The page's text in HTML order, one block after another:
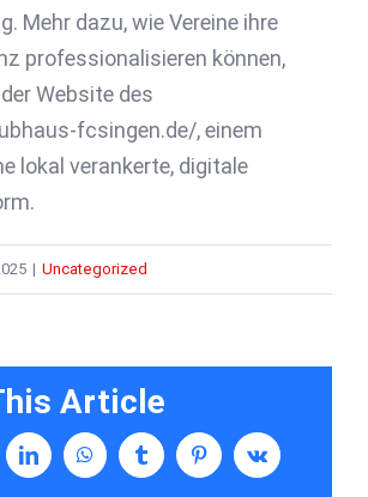
Mehr dazu, wie Vereine ihre
professionalisieren können,
Website des
fcsingen.de/, einem
lokal verankerte, digitale
| Uncategorized
Article
linkedin whatsapptumblr pinterestvk